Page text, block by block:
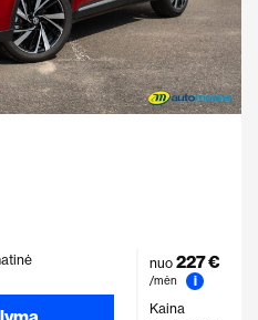
nuo 227 €
/mėn
i
Kaina